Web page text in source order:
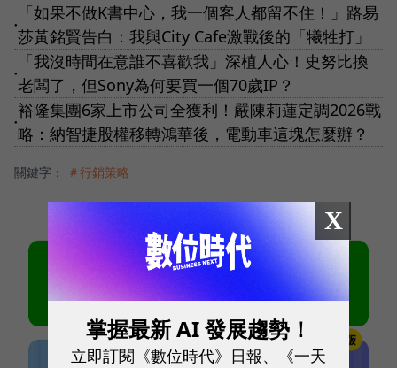
●
「如果不做K書中心，我一個客人都留不住！」路易
莎黃銘賢告白：我與City Cafe激戰後的「犧牲打」
●
「我沒時間在意誰不喜歡我」深植人心！史努比換
老闆了，但Sony為何要買一個70歲IP？
●
裕隆集團6家上市公司全獲利！嚴陳莉蓮定調2026戰
略：納智捷股權移轉鴻華後，電動車這塊怎麼辦？
關鍵字： ＃行銷策略
X
掌握最新 AI 發展趨勢！
立即訂閱《數位時代》日報、《一天